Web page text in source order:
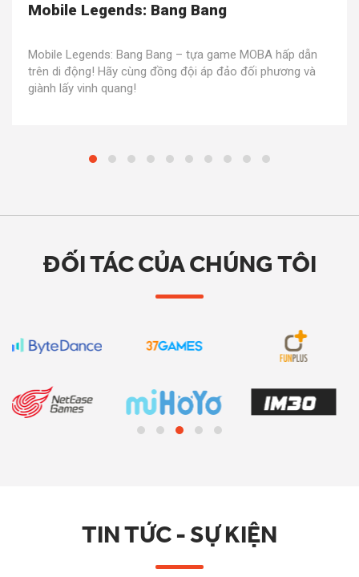
Mobile Legends: Bang Bang
Mobile Legends: Bang Bang – tựa game MOBA hấp dẫn
trên di động! Hãy cùng đồng đội áp đảo đối phương và
giành lấy vinh quang!
ĐỐI TÁC CỦA CHÚNG TÔI
TIN TỨC - SỰ KIỆN